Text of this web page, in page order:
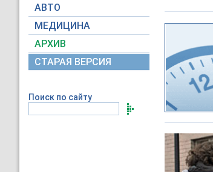
АВТО
МЕДИЦИНА
АРХИВ
СТАРАЯ ВЕРСИЯ
Поиск по сайту